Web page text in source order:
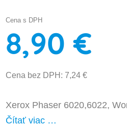
Cena s DPH
8,90 €
Cena bez DPH: 7,24 €
Xerox Phaser 6020,6022,
Čítať viac …